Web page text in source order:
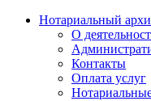
Нотариальный
О
Контакты
Оплата услуг